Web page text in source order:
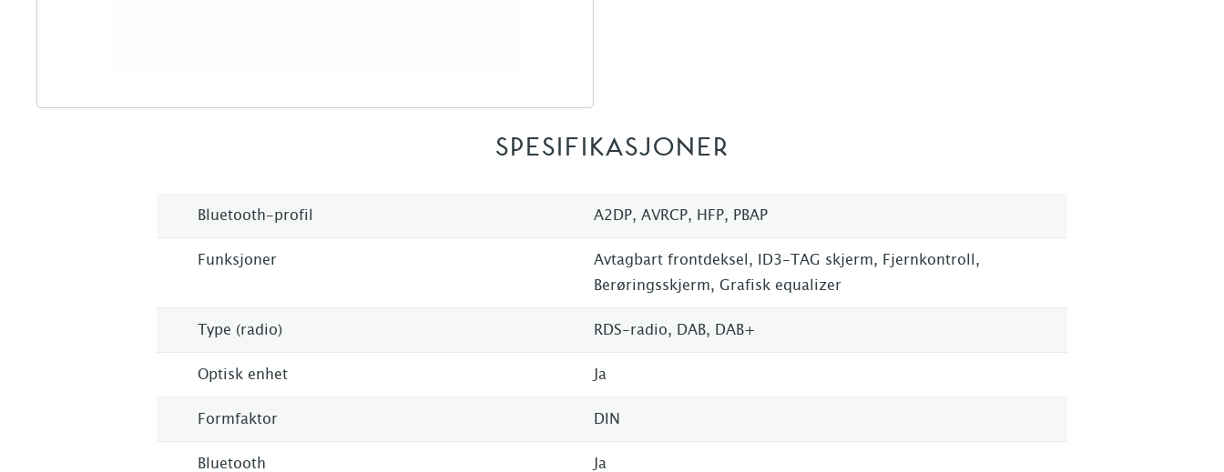
SPESIFIKASJONER
Bluetooth-profil A2DP, AVRCP, HFP, PBAP
Funksjoner
Avtagbart frontdeksel, ID3-TAG skjerm, Fjernkontroll,
Berøringsskjerm, Grafisk equalizer
Type (radio) RDS-radio, DAB, DAB+
Optisk enhet Ja
Formfaktor DIN
Bluetooth Ja